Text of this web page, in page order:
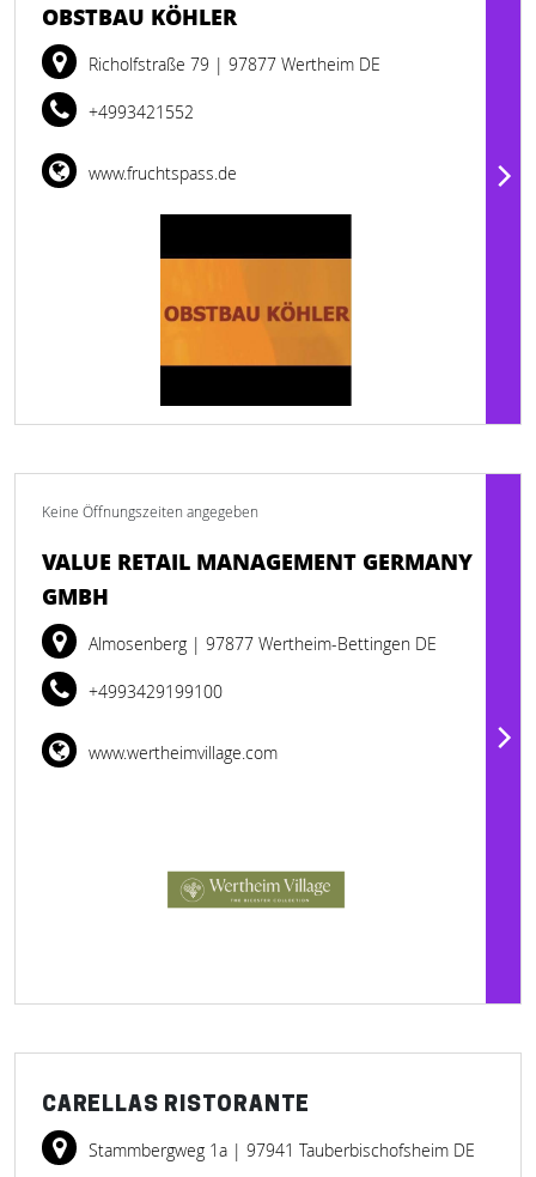
OBSTBAU KÖHLER
Richolfstraße 79 | 97877 Wertheim DE
+4993421552
www.fruchtspass.de
Keine Öffnungszeiten angegeben
VALUE RETAIL MANAGEMENT GERMANY
GMBH
Almosenberg | 97877 Wertheim-Bettingen DE
+4993429199100
www.wertheimvillage.com
CARELLAS RISTORANTE
Stammbergweg 1a | 97941 Tauberbischofsheim DE